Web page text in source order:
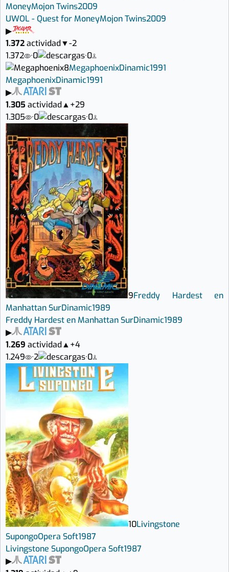
MoneyMojon Twins2009
UWOL - Quest for MoneyMojon Twins2009
▶
1.372actividad▼-2
1.372
·0 ·0
8MegaphoenixDinamic1991
MegaphoenixDinamic1991
▶
1.305 actividad▲+29
1.305
·0 ·0
9Freddy Hardest en
Manhattan SurDinamic1989
Freddy Hardest en Manhattan SurDinamic1989
▶
1.269 actividad▲+4
1.249
·2 ·0
10Livingstone
SupongoOpera Soft1987
Livingstone SupongoOpera Soft1987
▶